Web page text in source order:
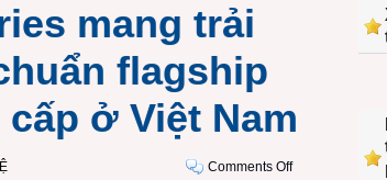
mang trải
flagship
ở Việt Nam
Comments Offon